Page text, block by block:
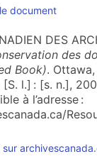
document
DES
des
Book).
l.] : [s. n.],
à l’adresse :
sur